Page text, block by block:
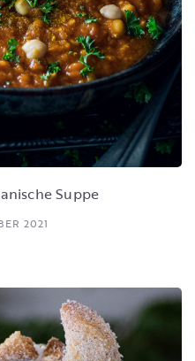
Suppe
2021